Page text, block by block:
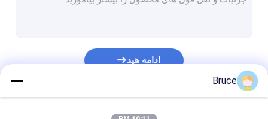
ادامه هید
Bruce